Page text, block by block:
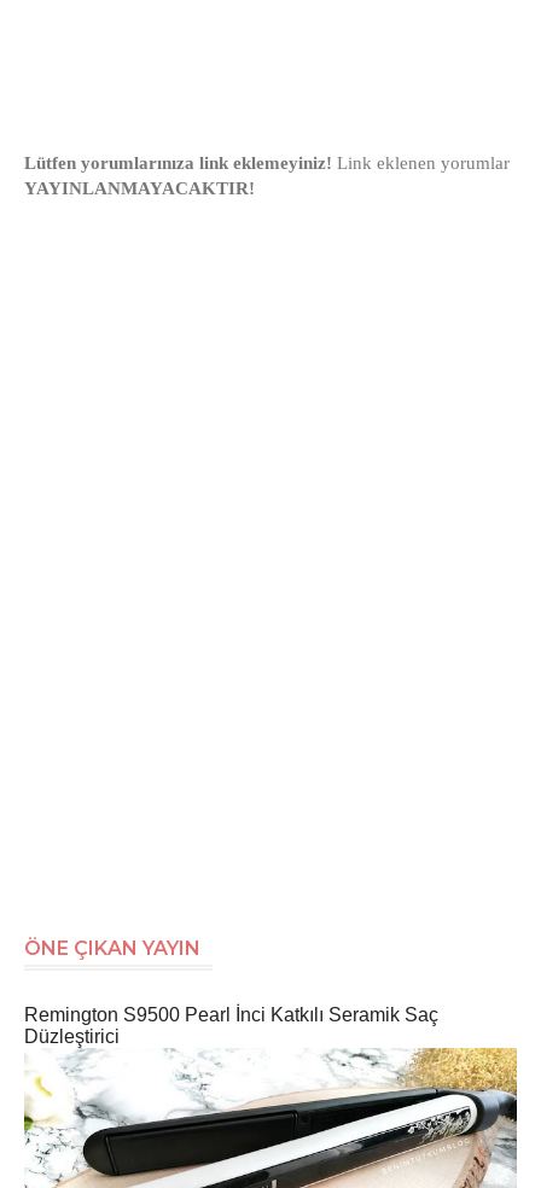
Lütfen yorumlarınıza link eklemeyiniz! Link eklenen yorumlar
YAYINLANMAYACAKTIR!
ÖNE ÇIKAN YAYIN
Remington S9500 Pearl İnci Katkılı Seramik Saç
Düzleştirici